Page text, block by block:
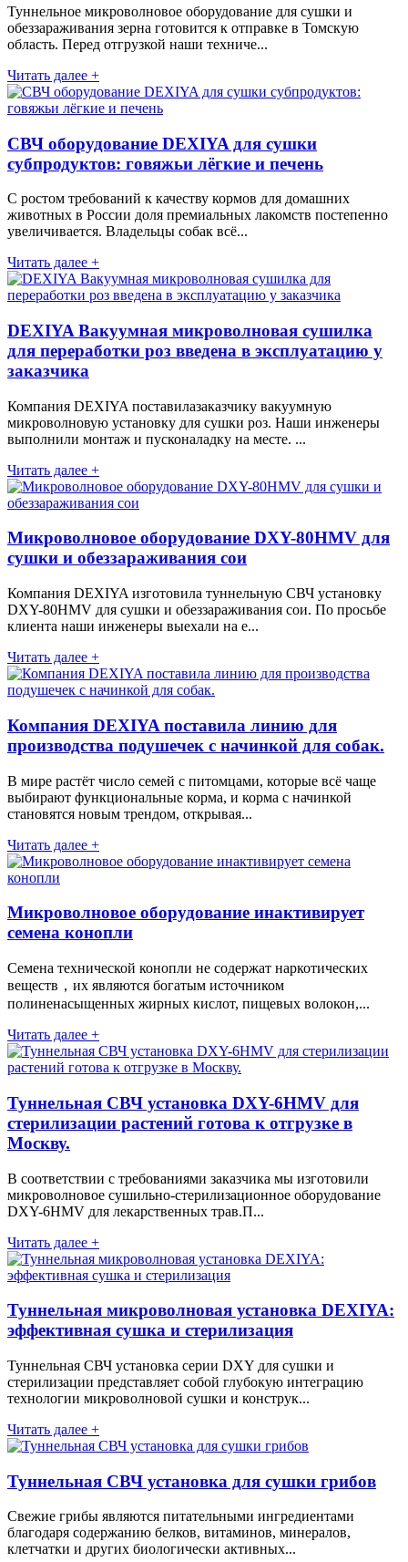
Туннельное микроволновое оборудование для сушки и
обеззараживания зерна готовится к отправке в Томскую
область. Перед отгрузкой наши техниче...
Читать далее +
СВЧ оборудование DEXIYA для сушки
субпродуктов: говяжьи лёгкие и печень
С ростом требований к качеству кормов для домашних
животных в России доля премиальных лакомств постепенно
увеличивается. Владельцы собак всё...
Читать далее +
DEXIYA Вакуумная микроволновая сушилка
для переработки роз введена в эксплуатацию у
заказчика
Компания DEXIYA поставилазаказчику вакуумную
микроволновую установку для сушки роз. Наши инженеры
выполнили монтаж и пусконаладку на месте. ...
Читать далее +
Микроволновое оборудование DXY-80HMV для
сушки и обеззараживания сои
Компания DEXIYA изготовила туннельную СВЧ установку
DXY-80HMV для сушки и обеззараживания сои. По просьбе
клиента наши инженеры выехали на е...
Читать далее +
Компания DEXIYA поставила линию для
производства подушечек с начинкой для собак.
В мире растёт число семей с питомцами, которые всё чаще
выбирают функциональные корма, и корма с начинкой
становятся новым трендом, открывая...
Читать далее +
Микроволновое оборудование инактивирует
семена конопли
Семена технической конопли не содержат наркотических
веществ，их являются богатым источником
полиненасыщенных жирных кислот, пищевых волокон,...
Читать далее +
Туннельная СВЧ установка DXY-6HMV для
стерилизации растений готова к отгрузке в
Москву.
В соответствии с требованиями заказчика мы изготовили
микроволновое сушильно-стерилизационное оборудование
DXY-6HMV для лекарственных трав.П...
Читать далее +
Туннельная микроволновая установка DEXIYA:
эффективная сушка и стерилизация
Туннельная СВЧ установка серии DXY для сушки и
стерилизации представляет собой глубокую интеграцию
технологии микроволновой сушки и конструк...
Читать далее +
Туннельная СВЧ установка для сушки грибов
Свежие грибы являются питательными ингредиентами
благодаря содержанию белков, витаминов, минералов,
клетчатки и других биологически активных...